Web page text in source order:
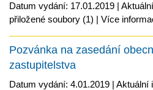
Datum vydání: 17.01.2019 |
přiložené soubory (1) | Více
Pozvánka na zasedání
zastupitelstva
Datum vydání: 4.01.2019 | Aktuální